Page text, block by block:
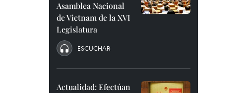
Asamblea Nacional
de Vietnam de la XVI
Legislatura
ESCUCHAR
Actualidad: Efectúan